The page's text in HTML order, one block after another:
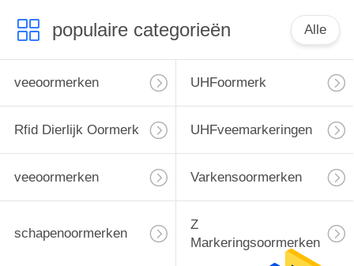
populaire categorieën Alle
veeoormerken UHFoormerk
Rfid Dierlijk Oormerk UHFveemarkeringen
veeoormerken Varkensoormerken
schapenoormerken
Z
Markeringsoormerken